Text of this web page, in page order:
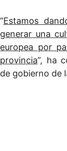
“Estamos
generar una
europea por
provincia”, ha
de gobierno de